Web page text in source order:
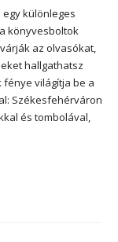
különleges
könyvesboltok
az olvasókat,
hallgathatsz
fénye világítja be a
Székesfehérváron
és tombolával,